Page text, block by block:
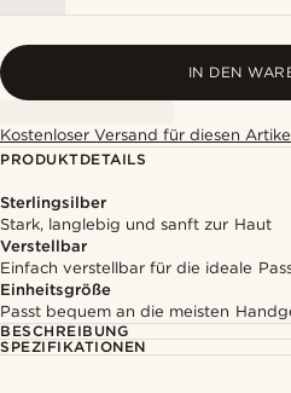
IN DEN
Kostenloser Versand für diesen
PRODUKTDETAILS
Sterlingsilber
Stark, langlebig und sanft zur Haut
Verstellbar
Einfach verstellbar für die ideale
Einheitsgröße
Passt bequem an die meisten
BESCHREIBUNG
SPEZIFIKATIONEN